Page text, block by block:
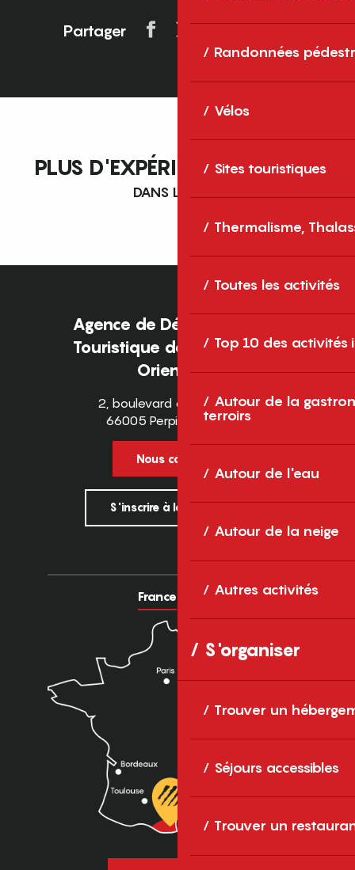
Randonnées
Vélos
Sites touristiques
Thermalisme,
Toutes les activités
Top 10 des activités
Autour de la
terroirs
Autour de l'eau
Autour de la neige
Autres activités
S'organiser
Trouver un
Séjours accessibles
Trouver un
Partager
PLUS D'EXPÉRIENCES À VIVRE
DANS LES P.O.
Agence de Développement
Touristique des Pyrénées-
Orientales
2, boulevard des Pyrénées
66005 Perpignan Cedex
Nous contacter
S'inscrire à la newsletter
France Europe